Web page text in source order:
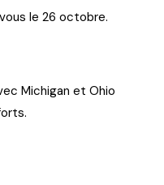
le 26 octobre.
Michigan et Ohio